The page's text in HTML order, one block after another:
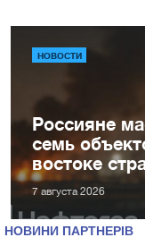
НОВОСТИ
Россияне
семь
востоке
7 августа 2026